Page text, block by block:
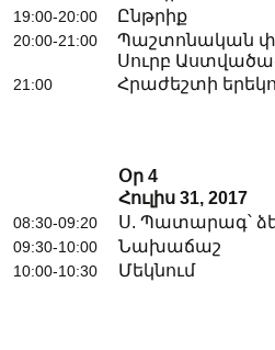
19:00-20:00 Ընթրիք
20:00-21:00
Պաշտոնական
Սուրբ
21:00 Հրաժեշտի երեկո
Օր 4
Հուլիս 31, 2017
08:30-09:20 Ս. Պատարագ՝
09:30-10:00 Նախաճաշ
10:00-10:30 Մեկնում